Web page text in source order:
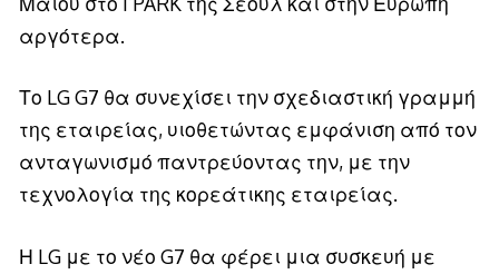
αργότερα.
Το LG G7 θα συνεχίσει την σχεδιαστική γραμμή
της εταιρείας, υιοθετώντας εμφάνιση από τον
ανταγωνισμό παντρεύοντας την, με την
τεχνολογία της κορεάτικης εταιρείας.
Η LG με το νέο G7 θα φέρει μια συσκευή με